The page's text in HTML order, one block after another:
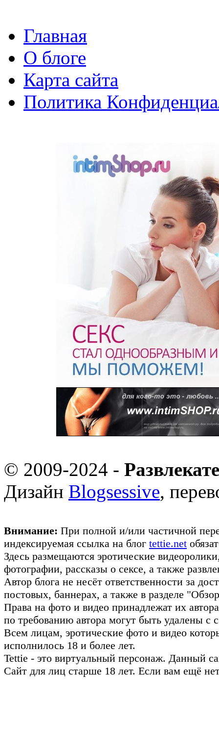
Главная
О блоге
Карта сайта
Политика
© 2009-2024 -
Дизайн Blogsessive,
Внимание: При полной и/или частичной
индексируемая ссылка на блог tettie.net
Здесь размещаются эротические
фотографии, рассказы о сексе, а также
Автор блога не несёт ответственности за
постовых, баннерах, а также в разделе
Права на фото и видео принадлежат их
по требованию автора могут быть удалены с
Всем лицам, эротические фото и видео
исполнилось 18 и более лет.
Tettie - это виртуальный персонаж. Данный
Сайт для лиц старше 18 лет. Если вам ещё